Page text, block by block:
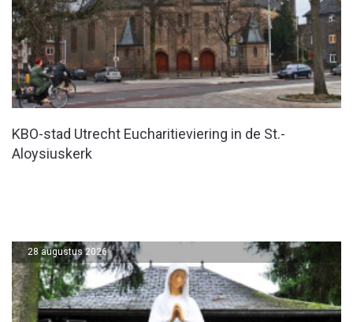
KBO-stad Utrecht Eucharitieviering in de St.-
Aloysiuskerk
28 augustus 2026